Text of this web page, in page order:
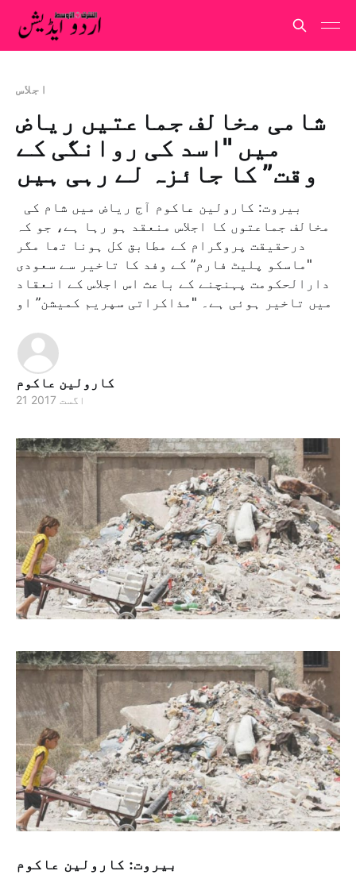
اجلاس
شامی مخالف جماعتیں ریاض
میں "اسد کی روانگی کے
وقت” کا جائزہ لے رہی ہیں
مخالف جماعتوں کا اجلاس منعقد ہو رہا ہے، جو کہ
درحقیقت پروگرام کے مطابق کل ہونا تھا مگر
"ماسکو پلیٹ فارم” کے وفد کا تاخیر سے سعودی
دارالحکومت پہنچنے کے باعث اس اجلاس کے انعقاد
میں تاخیر ہوئی ہے۔ "مذاکراتی سپریم کمیشن” او
کارولین عاکوم
21 اگست 2017
بيروت: كارولين عاكوم